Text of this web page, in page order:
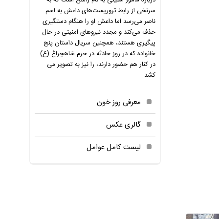
سرنخی از رابط تروریست‌های داعش به اسم
ناصر می‌رسد اما داعش او را هنگام دستگیری
حذف می‌کند و مجدد نیرو‌های امنیتی در حال
پیگیری هستند، همچنین سریال داستان پنج
خانواده که در روز حادثه در حرم شاهچراغ (ع)
در کنار هم حضور دارند، را نیز به تصویر می
کشد.
معرفی روز خون
گالری عکس
لیست کامل عوامل